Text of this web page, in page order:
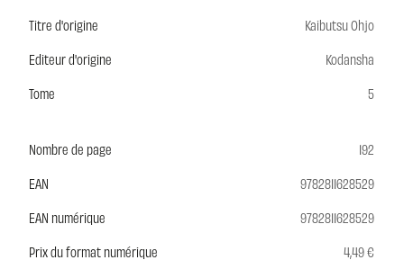
Titre d'origine
Kaibutsu Ohjo
Editeur d'origine
Kodansha
Tome
5
Nombre de page
192
EAN
9782811628529
EAN numérique
9782811628529
Prix du format numérique
4,49 €